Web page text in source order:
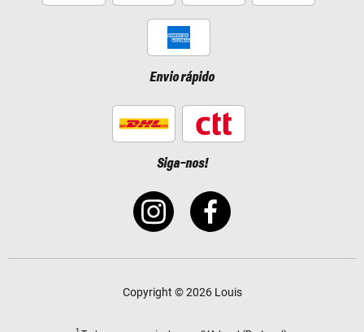
Envio rápido
Siga-nos!
Copyright © 2026 Louis